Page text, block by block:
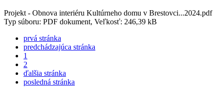
Projekt - Obnova interiéru Kultúrneho domu v Brestovci...2024.pdf
Typ súboru: PDF dokument, Veľkosť: 246,39 kB
prvá stránka
predchádzajúca stránka
1
2
ďalšia stránka
posledná stránka